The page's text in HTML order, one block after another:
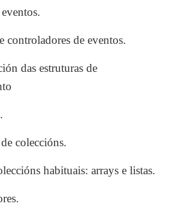
controladores de eventos.
das estruturas de
coleccións.
habituais: arrays e listas.